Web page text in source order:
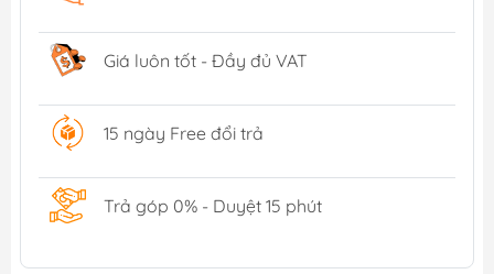
Giá luôn tốt - Đầy đủ VAT
15 ngày Free đổi trả
Trả góp 0% - Duyệt 15 phút